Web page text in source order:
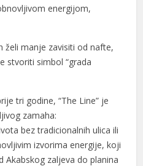
energijom,
želi manje zavisiti od nafte,
stvoriti simbol “grada
tri godine, “The Line” je
zamaha:
bez tradicionalnih ulica ili
izvorima energije, koji
Akabskog zaljeva do planina